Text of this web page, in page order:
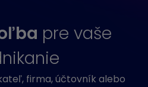
pre vaše
firma, účtovník alebo